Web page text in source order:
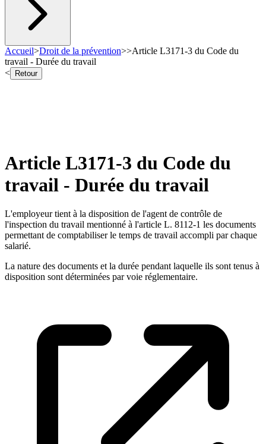
Accueil>Droit de la prévention>>Article L3171-3 du Code du
travail - Durée du travail
<
Retour
Article L3171-3 du Code du
travail - Durée du travail
L'employeur tient à la disposition de l'agent de contrôle de
l'inspection du travail mentionné à l'article L. 8112-1 les documents
permettant de comptabiliser le temps de travail accompli par chaque
salarié.
La nature des documents et la durée pendant laquelle ils sont tenus à
disposition sont déterminées par voie réglementaire.